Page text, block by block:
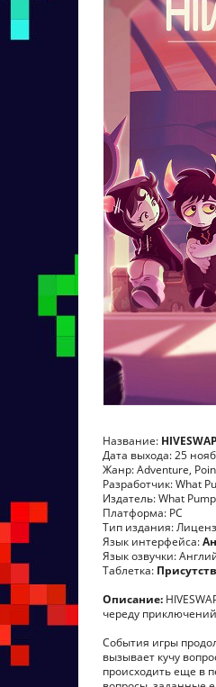
Название:
Дата выхода: 25
Жанр: Adventure,
Разработчик: What
Издатель: What
Платформа: PC
Тип издания:
Язык интерфейса:
Язык озвучки:
Таблетка:
Описание:
череду
События игры
вызывает кучу
происходить еще в